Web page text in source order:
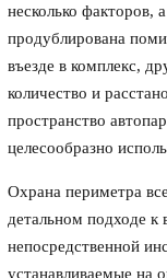
несколько факторов,
продублирована
въезде в комплекс,
количество и
пространство
целесообразно
Охрана периметра
детальном подходе
непосредственной
устанавливаемые на